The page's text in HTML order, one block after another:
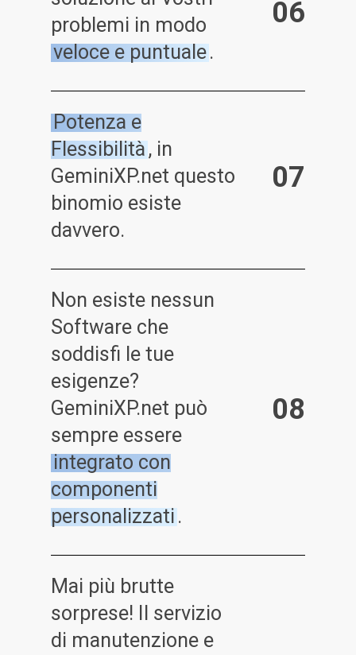
problemi in modo
veloce e puntuale.
06
Potenza e
Flessibilità , in
GeminiXP.net questo
binomio esiste
davvero.
07
Non esiste nessun
Software che
soddisfi le tue
esigenze?
GeminiXP.net può
sempre essere
integrato con
componenti
personalizzati .
08
Mai più brutte
sorprese! Il servizio
di manutenzione e